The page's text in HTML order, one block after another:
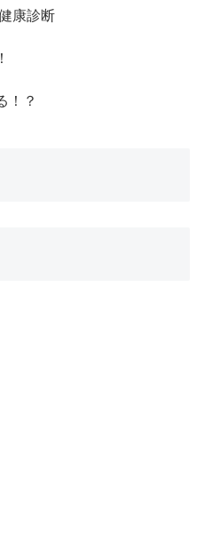
康診断
！？